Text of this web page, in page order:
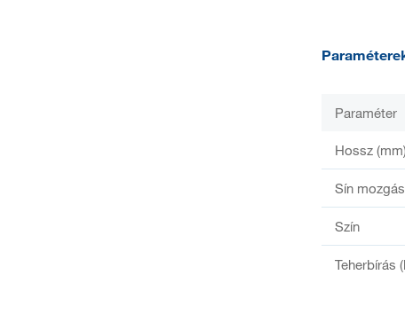
Paraméter
Hossz (mm)
Sín
Szín
Teherbírás